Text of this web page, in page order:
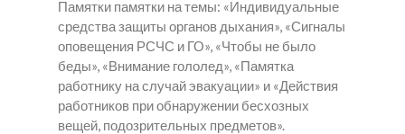
Памятки памятки на темы: «Индивидуальные
средства защиты органов дыхания», «Сигналы
оповещения РСЧС и ГО», «Чтобы не было
беды», «Внимание гололед», «Памятка
работнику на случай эвакуации» и «Действия
работников при обнаружении бесхозных
вещей, подозрительных предметов».